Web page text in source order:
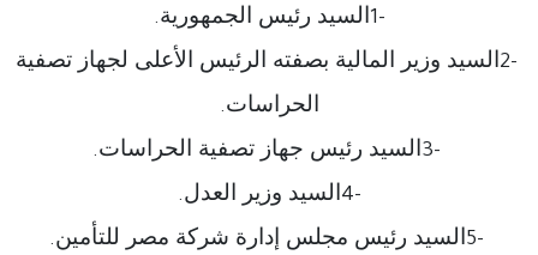
1-السيد رئيس الجمهورية.
2-السيد وزير المالية بصفته الرئيس الأعلى لجهاز تصفية
الحراسات.
3-السيد رئيس جهاز تصفية الحراسات.
4-السيد وزير العدل.
5-السيد رئيس مجلس إدارة شركة مصر للتأمين.